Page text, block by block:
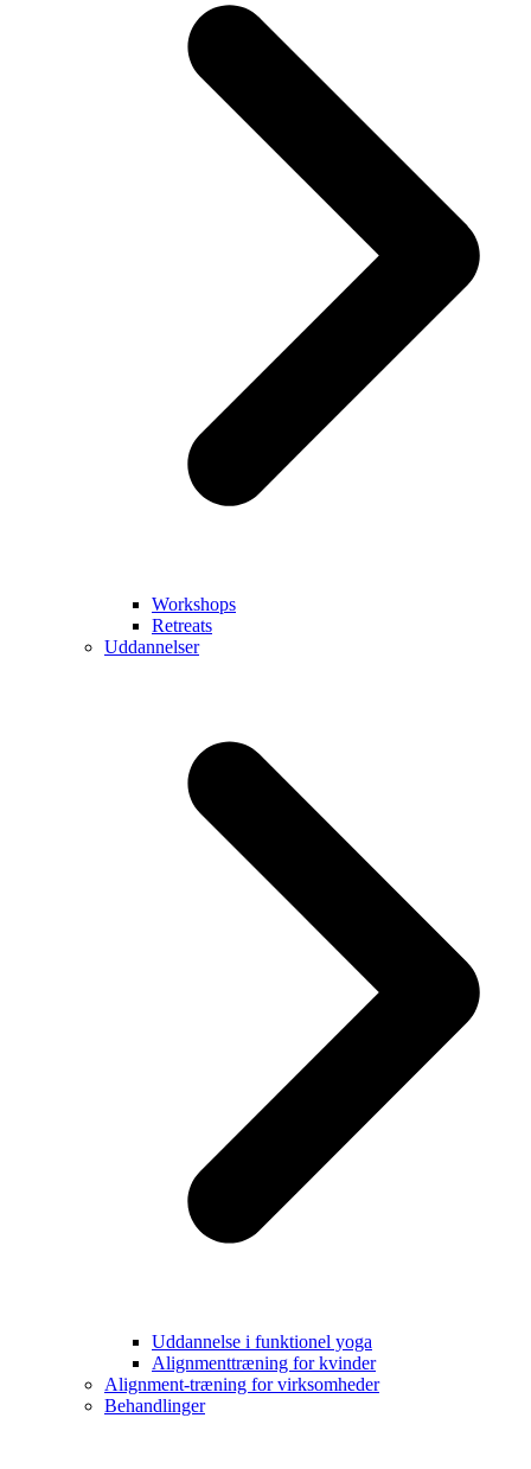
Workshops
Retreats
Uddannelser
Uddannelse i funktionel yoga
Alignmenttræning for kvinder
Alignment-træning for virksomheder
Behandlinger